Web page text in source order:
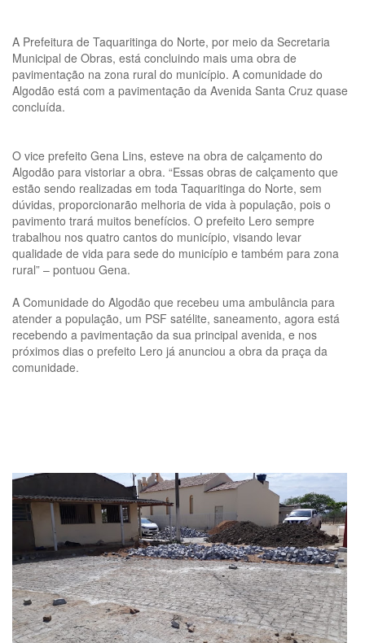
A Prefeitura de Taquaritinga do Norte, por meio da Secretaria
Municipal de Obras, está concluindo mais uma obra de
pavimentação na zona rural do município. A comunidade do
Algodão está com a pavimentação da Avenida Santa Cruz quase
concluída.
O vice prefeito Gena Lins, esteve na obra de calçamento do
Algodão para vistoriar a obra. “Essas obras de calçamento que
estão sendo realizadas em toda Taquaritinga do Norte, sem
dúvidas, proporcionarão melhoria de vida à população, pois o
pavimento trará muitos benefícios. O prefeito Lero sempre
trabalhou nos quatro cantos do município, visando levar
qualidade de vida para sede do município e também para zona
rural” – pontuou Gena.
A Comunidade do Algodão que recebeu uma ambulância para
atender a população, um PSF satélite, saneamento, agora está
recebendo a pavimentação da sua principal avenida, e nos
próximos dias o prefeito Lero já anunciou a obra da praça da
comunidade.